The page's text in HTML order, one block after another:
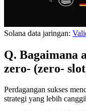
Solana data jaringan:
Q. Bagaimana
zero- (zero-
Perdagangan sukses
strategi yang lebih